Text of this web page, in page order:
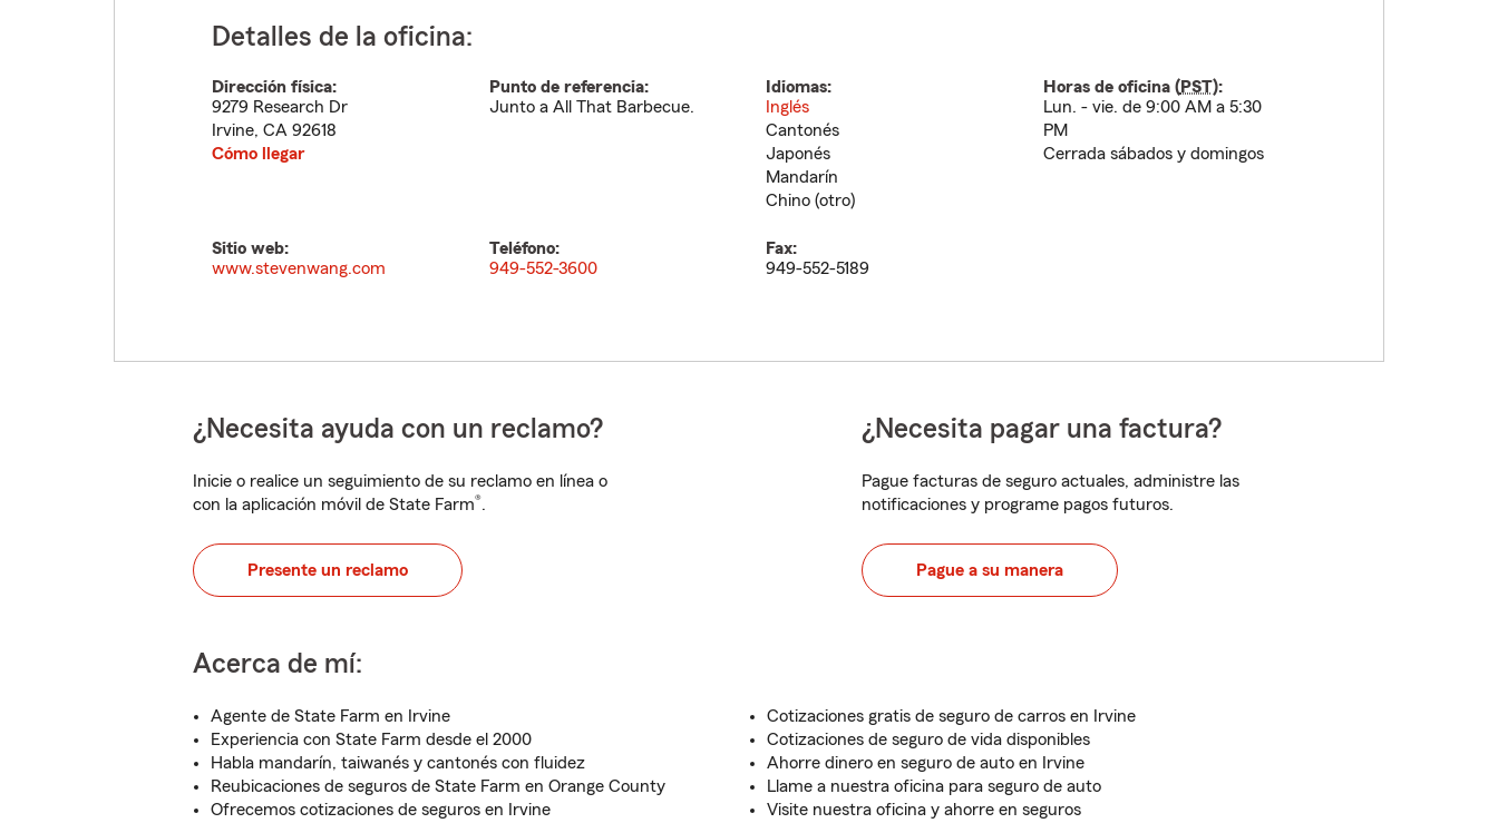
Detalles de la oficina:
Dirección física:
9279 Research Dr
Irvine, CA 92618
Cómo llegar
Punto de referencia:
Junto a All That Barbecue.
Idiomas:
Inglés
Cantonés
Japonés
Mandarín
Chino (otro)
Horas de oficina (PST):
Lun. - vie. de 9:00 AM a 5:30
PM
Cerrada sábados y domingos
Sitio web:
www.stevenwang.com
Teléfono:
949-552-3600
Fax:
949-552-5189
¿Necesita ayuda con un reclamo?
Inicie o realice un seguimiento de su reclamo en línea o
con la aplicación móvil de State Farm®.
Presente un reclamo
¿Necesita pagar una factura?
Pague facturas de seguro actuales, administre las
notificaciones y programe pagos futuros.
Pague a su manera
Acerca de mí:
Agente de State Farm en Irvine
Experiencia con State Farm desde el 2000
Habla mandarín, taiwanés y cantonés con fluidez
Reubicaciones de seguros de State Farm en Orange County
Ofrecemos cotizaciones de seguros en Irvine
Cotizaciones gratis de seguro de carros en Irvine
Cotizaciones de seguro de vida disponibles
Ahorre dinero en seguro de auto en Irvine
Llame a nuestra oficina para seguro de auto
Visite nuestra oficina y ahorre en seguros